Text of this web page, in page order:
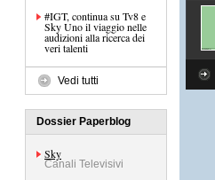
#IGT, continua su Tv8 e
Sky Uno il viaggio nelle
audizioni alla ricerca dei
veri talenti
Vedi tutti
Dossier Paperblog
Sky
Canali Televisivi